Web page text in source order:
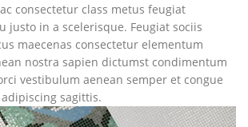
consectetur class metus feugiat
justo in a scelerisque. Feugiat sociis
maecenas consectetur elementum
nostra sapien dictumst condimentum
vestibulum aenean semper et congue
sagittis.